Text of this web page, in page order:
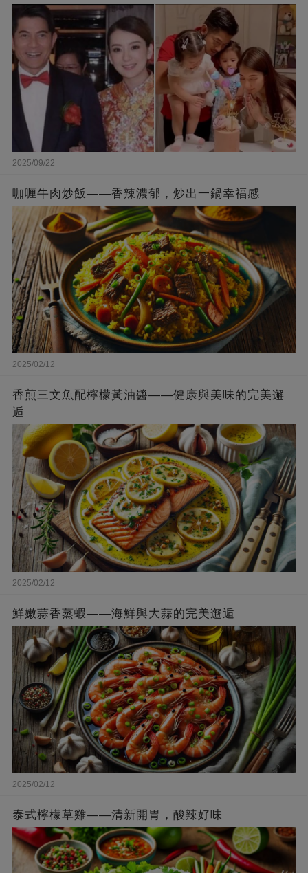
被贊爆
2025/09/22
咖喱牛肉炒飯——香辣濃郁，炒出一鍋幸福感
2025/02/12
香煎三文魚配檸檬黃油醬——健康與美味的完美邂
逅
2025/02/12
鮮嫩蒜香蒸蝦——海鮮與大蒜的完美邂逅
2025/02/12
泰式檸檬草雞——清新開胃，酸辣好味